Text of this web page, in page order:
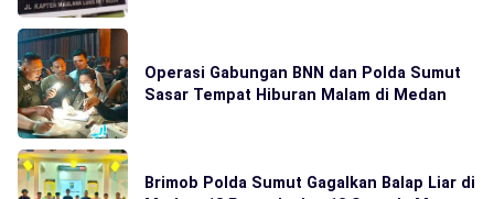
Operasi Gabungan BNN dan Polda Sumut
Sasar Tempat Hiburan Malam di Medan
Brimob Polda Sumut Gagalkan Balap Liar di